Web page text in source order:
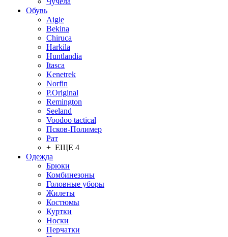
Обувь
Aigle
Bekina
Chiruсa
Harkila
Huntlandia
Itasca
Kenetrek
Norfin
P.Original
Remington
Seeland
Voodoo tactical
Псков-Полимер
Рат
+ ЕЩЕ 4
Одежда
Брюки
Комбинезоны
Головные уборы
Жилеты
Костюмы
Куртки
Носки
Перчатки